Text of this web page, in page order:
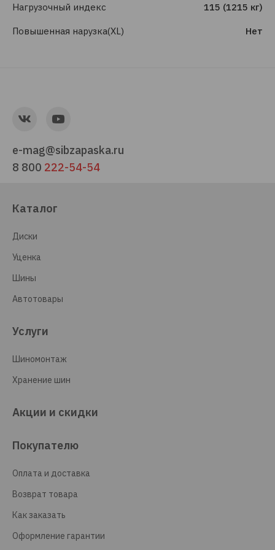
Нагрузочный индекс 115 (1215 кг)
Повышенная нарузка(XL) Нет
e-mag@sibzapaska.ru
8 800 222-54-54
Каталог
Диски
Уценка
Шины
Автотовары
Услуги
Шиномонтаж
Хранение шин
Акции и скидки
Покупателю
Оплата и доставка
Возврат товара
Как заказать
Оформление гарантии